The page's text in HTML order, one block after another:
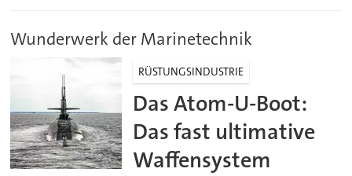
Wunderwerk der Marinetechnik
RÜSTUNGSINDUSTRIE
Das Atom-U-Boot:
Das fast ultimative
Waffensystem